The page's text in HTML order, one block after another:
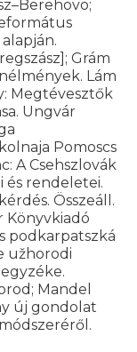
Grám
Lám
Megtévesztők
Ungvár
Pomoscs
A Csehszlovák
és rendeletei.
Összeáll.
Könyvkiadó
podkarpatszká
užhorodi
Mandel
új gondolat